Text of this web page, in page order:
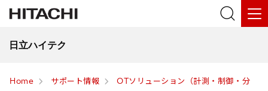
日立ハイテク
Home サポート情報
OTソリューション（計測・制御・分